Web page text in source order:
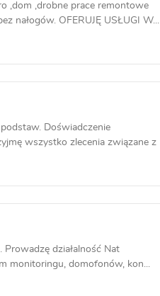
,dom ,drobne prace remontowe
nałogów. OFERUJĘ USŁUGI W...
Doświadczenie
wszystko zlecenia związane z
Prowadzę działalność Nat
monitoringu, domofonów, kon...